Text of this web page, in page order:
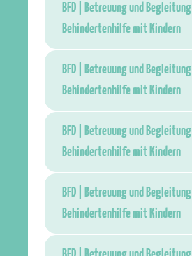
BFD | Betreuung und Begleitung |
Behindertenhilfe mit Kindern
BFD | Betreuung und Begleitung |
Behindertenhilfe mit Kindern
BFD | Betreuung und Begleitung |
Behindertenhilfe mit Kindern
BFD | Betreuung und Begleitung |
Behindertenhilfe mit Kindern